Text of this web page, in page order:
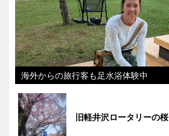
海外からの旅行客も足水浴体験中
旧軽井沢ロータリーの桜